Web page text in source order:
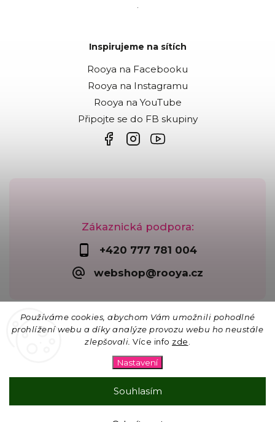
Používáme cookies, abychom Vám umožnili pohodlné
prohlížení webu a díky analýze provozu webu ho neustále
zlepšovali. Více info zde
Nastavení
Souhlasím
Zákaznická podpora:
+420 777 781 004
webshop@rooya.cz
.
Inspirujeme na sítích
Rooya na Facebooku
Rooya na Instagramu
Rooya na YouTube
Připojte se do FB skupiny
vyhrazena.
Upravit nastavení cookies
Shoptet | Design